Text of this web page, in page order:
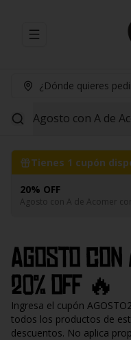
Abrir menu de
¿Dónde quieres
Agosto con A de
Tienes 1 cupón
20% OFF
Agosto con A de Acomer
Agosto con
20% off 🔥
Ingresa el cupón
todos los productos de
descuentos. No aplica